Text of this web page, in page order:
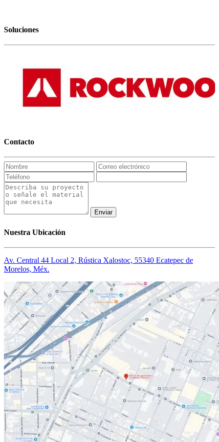
Soluciones
Contacto
Enviar
Nuestra Ubicación
Av. Central 44 Local 2, Rústica Xalostoc, 55340 Ecatepec de
Morelos, Méx.